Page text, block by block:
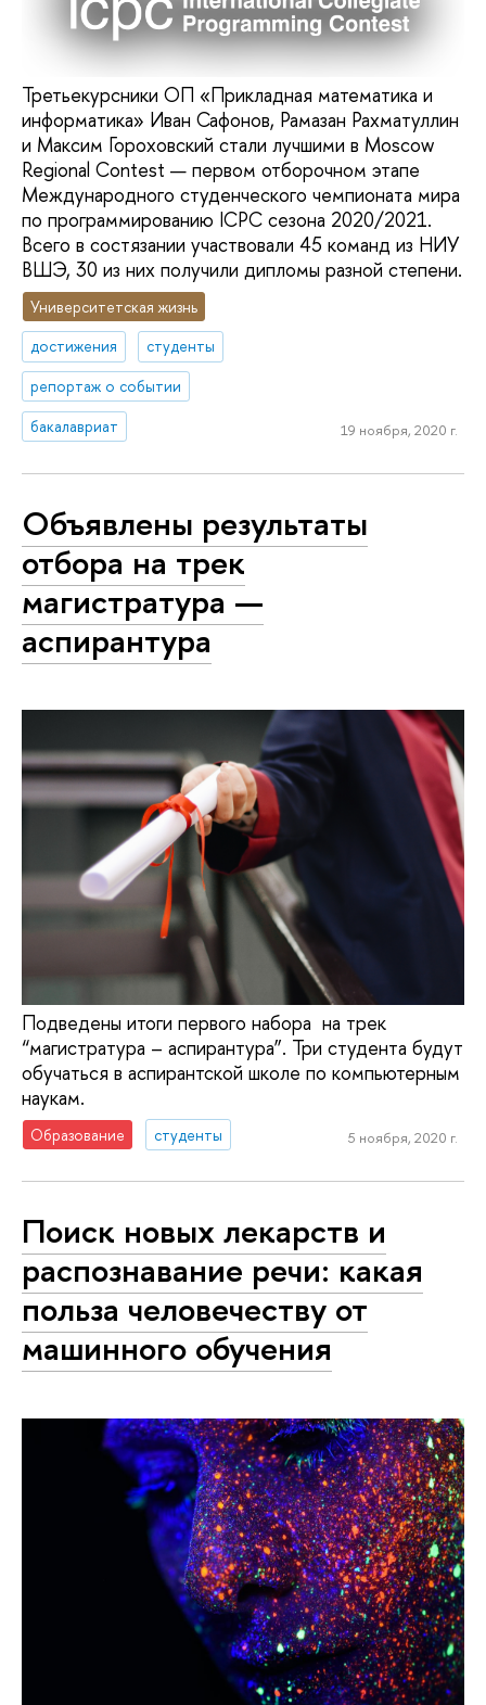
Третьекурсники ОП «Прикладная математика и
информатика» Иван Сафонов, Рамазан Рахматуллин
и Максим Гороховский стали лучшими в Moscow
Regional Contest — первом отборочном этапе
Международного студенческого чемпионата мира
по программированию ICPC сезона 2020/2021.
Всего в состязании участвовали 45 команд из НИУ
ВШЭ, 30 из них получили дипломы разной степени.
Университетская жизнь
достижения
студенты
репортаж о событии
бакалавриат
19 ноября, 2020 г.
Объявлены результаты
отбора на трек
магистратура —
аспирантура
Подведены итоги первого набора на трек
“магистратура – аспирантура”. Три студента будут
обучаться в аспирантской школе по компьютерным
наукам.
Образование студенты 5 ноября, 2020 г.
Поиск новых лекарств и
распознавание речи: какая
польза человечеству от
машинного обучения